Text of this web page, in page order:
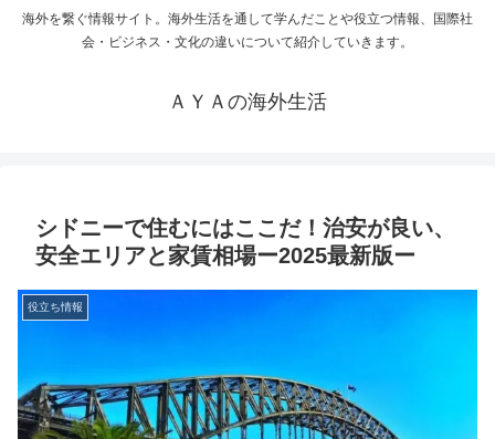
海外を繋ぐ情報サイト。海外生活を通して学んだことや役立つ情報、国際社
会・ビジネス・文化の違いについて紹介していきます。
ＡＹＡの海外生活
シドニーで住むにはここだ！治安が良い、
安全エリアと家賃相場ー2025最新版ー
役立ち情報